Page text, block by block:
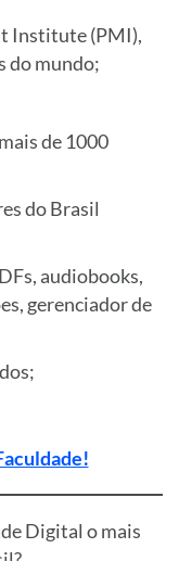
Institute (PMI),
do mundo;
de 1000
do Brasil
audiobooks,
gerenciador de
Digital o mais